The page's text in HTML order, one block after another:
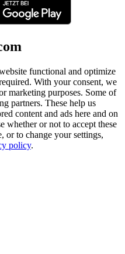
functional and optimize
With your consent, we
marketing purposes. Some of
partners. These help us
content and ads here and on
whether or not to accept these
or to change your settings,
policy.